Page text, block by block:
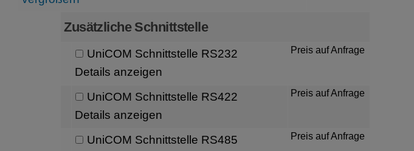
Zusätzliche Schnittstelle
UniCOM Schnittstelle RS232
Details anzeigen
Preis auf Anfrage
UniCOM Schnittstelle RS422
Details anzeigen
Preis auf Anfrage
UniCOM Schnittstelle RS485
Preis auf Anfrage